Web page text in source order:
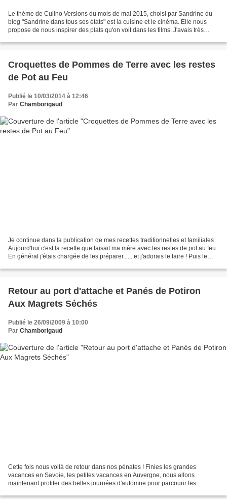
Le thème de Culino Versions du mois de mai 2015, choisi par Sandrine du
blog "Sandrine dans tous ses états" est la cuisine et le cinéma. Elle nous
propose de nous inspirer des plats qu'on voit dans les films. J'avais très
Croquettes de Pommes de Terre avec les restes
de Pot au Feu
Publié le 10/03/2014 à 12:46
Par Chamborigaud
Je continue dans la publication de mes recettes traditionnelles et familiales
Aujourd'hui c'est la recette que faisait ma mère avec les restes de pot au feu.
En général j'étais chargée de les préparer.......et j'adorais le faire ! Puis le
Retour au port d'attache et Panés de Potiron
Aux Magrets Séchés
Publié le 26/09/2009 à 10:00
Par Chamborigaud
Cette fois nous voilà de retour dans nos pénates ! Finies les grandes
vacances en Savoie, les petites vacances en Auvergne, nous allons
maintenant profiter des belles journées d'automne pour parcourir les